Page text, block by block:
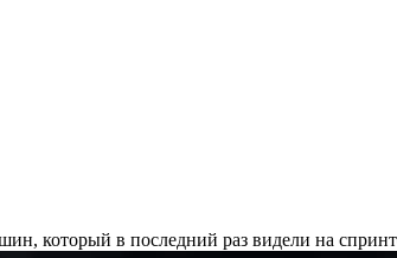
который в последний раз видели на